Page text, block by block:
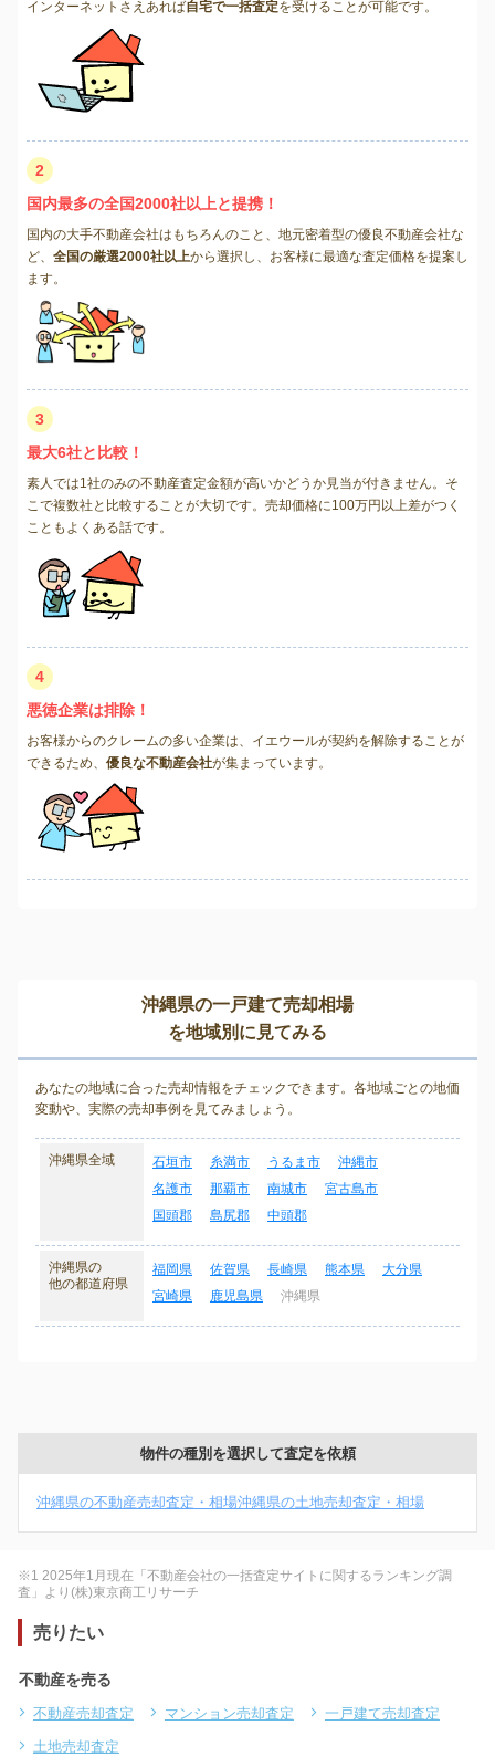
インターネットさえあれば自宅で一括査定を受けることが可能です。
2
国内最多の全国2000社以上と提携！
国内の大手不動産会社はもちろんのこと、地元密着型の優良不動産会社な
ど、 全国の厳選2000社以上から選択し、お客様に最適な査定価格を提案し
ます。
3
最大6社と比較！
素人では1社のみの不動産査定金額が高いかどうか見当が付きません。そ
こで複数社と比較することが大切です。売却価格に100万円以上差がつく
こともよくある話です。
4
悪徳企業は排除！
お客様からのクレームの多い企業は、イエウールが契約を解除することが
できるため、 優良な不動産会社が集まっています。
沖縄県の一戸建て売却相場
を地域別に見てみる
あなたの地域に合った売却情報をチェックできます。各地域ごとの地価
変動や、実際の売却事例を見てみましょう。
沖縄県全域 石垣市 糸満市 うるま市
沖縄市
名護市
那覇市 南城市
宮古島市
国頭郡
島尻郡 中頭郡
沖縄県の
他の都道府県
福岡県 佐賀県 長崎県 熊本県
大分県
宮崎県
鹿児島県 沖縄県
物件の種別を選択して査定を依頼
沖縄県の不動産売却査定・相場沖縄県の土地売却査定・相場
※1 2025年1月現在「不動産会社の一括査定サイトに関するランキング調
査」より(株)東京商工リサーチ
売りたい
不動産を売る
不動産売却査定 マンション売却査定
一戸建て売却査定
土地売却査定